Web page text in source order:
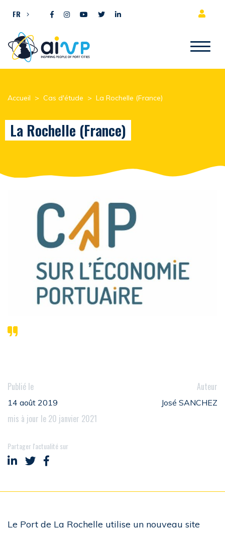
FR
Accueil > Cas d'étude > La Rochelle (France)
La Rochelle (France)
Publié le
14 août 2019
mis à jour le 20 janvier 2021
Auteur
José SANCHEZ
Partager l'actualité sur
Partager sur LinkedIn
Partager sur Twitter
Partager sur Facebook
Le Port de La Rochelle utilise un nouveau site